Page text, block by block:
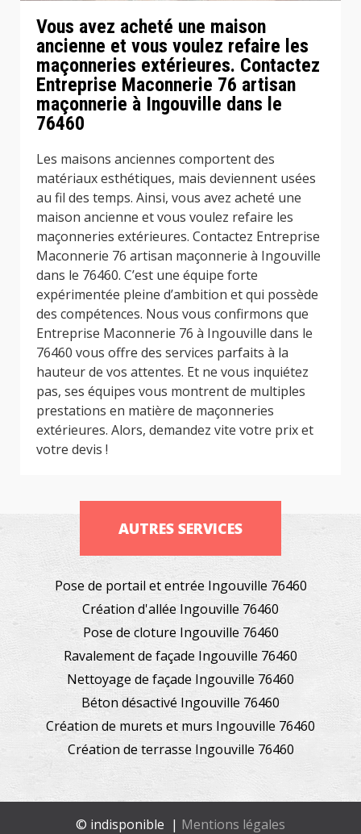
Vous avez acheté une maison
ancienne et vous voulez refaire les
maçonneries extérieures. Contactez
Entreprise Maconnerie 76 artisan
maçonnerie à Ingouville dans le
76460
Les maisons anciennes comportent des
matériaux esthétiques, mais deviennent usées
au fil des temps. Ainsi, vous avez acheté une
maison ancienne et vous voulez refaire les
maçonneries extérieures. Contactez Entreprise
Maconnerie 76 artisan maçonnerie à Ingouville
dans le 76460. C’est une équipe forte
expérimentée pleine d’ambition et qui possède
des compétences. Nous vous confirmons que
Entreprise Maconnerie 76 à Ingouville dans le
76460 vous offre des services parfaits à la
hauteur de vos attentes. Et ne vous inquiétez
pas, ses équipes vous montrent de multiples
prestations en matière de maçonneries
extérieures. Alors, demandez vite votre prix et
votre devis !
AUTRES SERVICES
Pose de portail et entrée Ingouville 76460
Création d'allée Ingouville 76460
Pose de cloture Ingouville 76460
Ravalement de façade Ingouville 76460
Nettoyage de façade Ingouville 76460
Béton désactivé Ingouville 76460
Création de murets et murs Ingouville 76460
Création de terrasse Ingouville 76460
© indisponible | Mentions légales